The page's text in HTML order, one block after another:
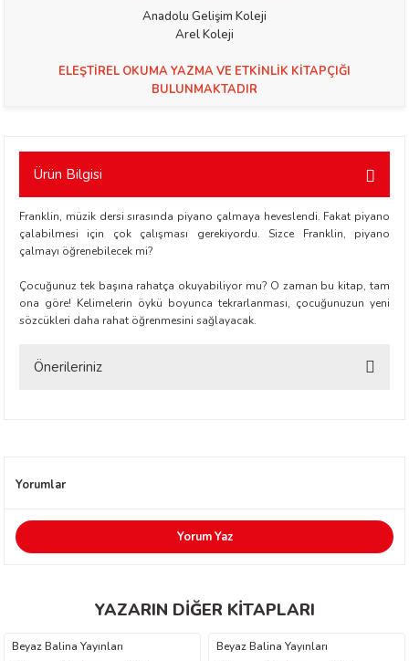
Shustak
Anadolu Gelişim Koleji
Arel Koleji
ELEŞTİREL OKUMA YAZMA VE ETKİNLİK KİTAPÇIĞI
BULUNMAKTADIR
Ürün Bilgisi
Franklin, müzik dersi sırasında piyano çalmaya heveslendi. Fakat piyano
çalabilmesi için çok çalışması gerekiyordu. Sizce Franklin, piyano
çalmayı öğrenebilecek mi?
Çocuğunuz tek başına rahatça okuyabiliyor mu? O zaman bu kitap, tam
ona göre! Kelimelerin öykü boyunca tekrarlanması, çocuğunuzun yeni
sözcükleri daha rahat öğrenmesini sağlayacak.
Önerileriniz
Ürün açıklamasında eksik bilgiler bulunuyor.
Bu ürüne benzer farklı alternatifler olmalı.
Yorumlar
Yorum Yaz
YAZARIN DİĞER KİTAPLARI
Beyaz Balina Yayınları Beyaz Balina Yayınları